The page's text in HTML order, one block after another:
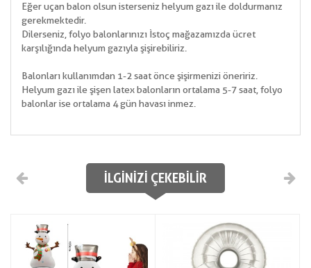
Eğer uçan balon olsun isterseniz helyum gazı ile doldurmanız
gerekmektedir.
Dilerseniz, folyo balonlarınızı İstoç mağazamızda ücret
karşılığında helyum gazıyla şişirebiliriz.
Balonları kullanımdan 1-2 saat önce şişirmenizi öneririz.
Helyum gazı ile şişen latex balonların ortalama 5-7 saat, folyo
balonlar ise ortalama 4 gün havası inmez.
İLGINIZI ÇEKEBILIR